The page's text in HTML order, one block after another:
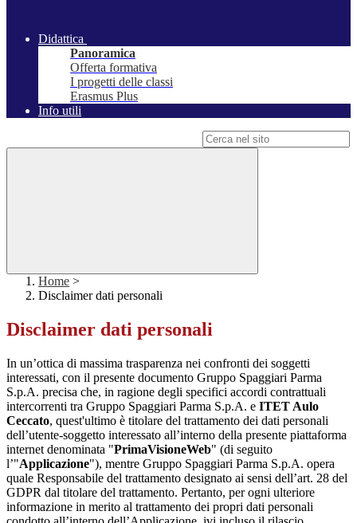
Didattica
Panoramica
Offerta formativa
I progetti delle classi
Erasmus Plus
Info utili
Home >
Disclaimer dati personali
Disclaimer dati personali
In un’ottica di massima trasparenza nei confronti dei soggetti
interessati, con il presente documento Gruppo Spaggiari Parma
S.p.A. precisa che, in ragione degli specifici accordi contrattuali
intercorrenti tra Gruppo Spaggiari Parma S.p.A. e ITET Aulo
Ceccato, quest'ultimo è titolare del trattamento dei dati personali
dell’utente-soggetto interessato all’interno della presente piattaforma
internet denominata "PrimaVisioneWeb" (di seguito
l’"Applicazione"), mentre Gruppo Spaggiari Parma S.p.A. opera
quale Responsabile del trattamento designato ai sensi dell’art. 28 del
GDPR dal titolare del trattamento. Pertanto, per ogni ulteriore
informazione in merito al trattamento dei propri dati personali